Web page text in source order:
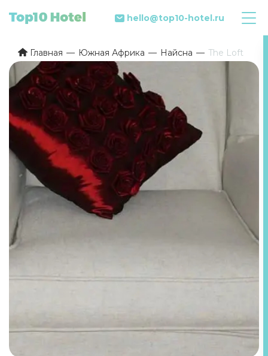
hello@top10-hotel.ru
Главная Южная Африка Найсна The Loft